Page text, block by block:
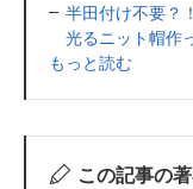
半田付け不要？
光るニット帽作
もっと読む
この記事の